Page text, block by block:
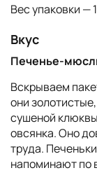
Вес упаковки —
Вкус
Печенье-
Вскрываем
они
сушеной
овсянка. Оно
труда.
напоминают по